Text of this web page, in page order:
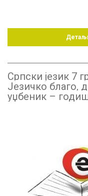
Српски језик 7
Језичко благо,
уџбеник –